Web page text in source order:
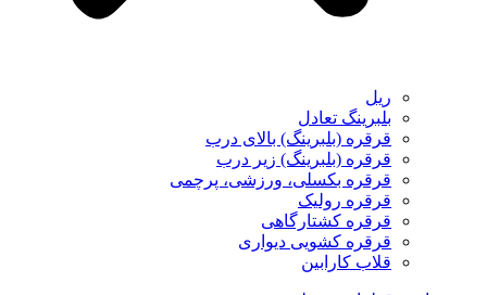
ریل
بلبرینگ تعادل
قرقره (بلبرینگ) بالای درب
قرقره (بلبرینگ) زیر درب
قرقره بکسلی، ورزشی، پرچمی
قرقره رولیک
قرقره کشتارگاهی
قرقره کشویی دیواری
قلاب کارابین